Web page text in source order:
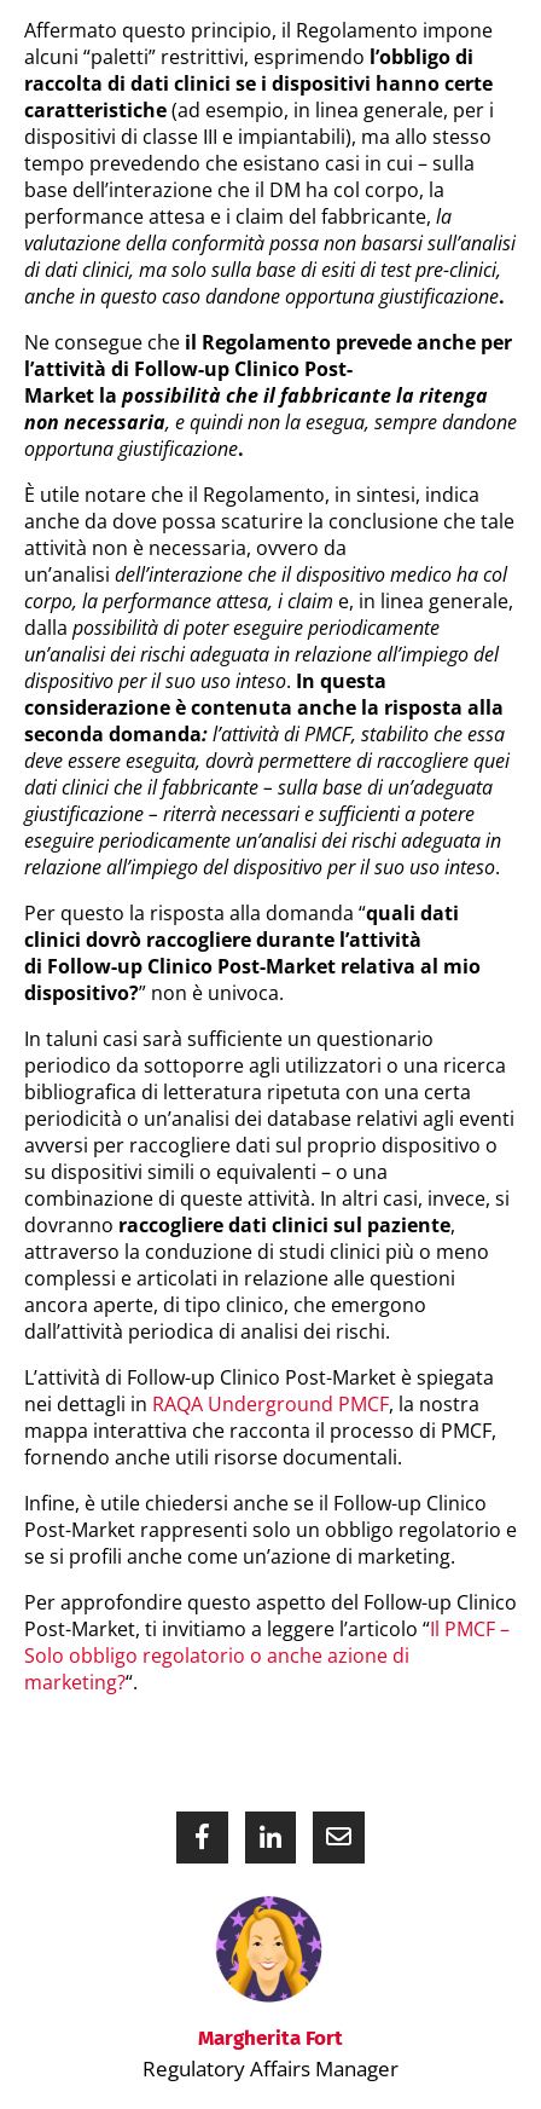
Affermato questo principio, il Regolamento impone
alcuni “paletti” restrittivi, esprimendo l’obbligo di
raccolta di dati clinici se i dispositivi hanno certe
caratteristiche(ad esempio, in linea generale, per i
dispositivi di classe III e impiantabili), ma allo stesso
tempo prevedendo che esistano casi in cui – sulla
base dell’interazione che il DM ha col corpo, la
performance attesa e i claim del fabbricante, la
valutazione della conformità possa non basarsi sull’analisi
di dati clinici, ma solo sulla base di esiti di test pre-clinici,
anche in questo caso dandone opportuna giustificazione.
Ne consegue che il Regolamento prevede anche per
l’attività di Follow-up Clinico Post-
Market la possibilità che il fabbricante la ritenga
non necessaria, e quindi non la esegua, sempre dandone
opportuna giustificazione.
È utile notare che il Regolamento, in sintesi, indica
anche da dove possa scaturire la conclusione che tale
attività non è necessaria, ovvero da
un’analisi dell’interazione che il dispositivo medico ha col
corpo, la performance attesa, i claim e, in linea generale,
dalla possibilità di poter eseguire periodicamente
un’analisi dei rischi adeguata in relazione all’impiego del
dispositivo per il suo uso inteso. In questa
considerazione è contenuta anche la risposta alla
seconda domanda:l’attività di PMCF, stabilito che essa
deve essere eseguita, dovrà permettere di raccogliere quei
dati clinici che il fabbricante – sulla base di un’adeguata
giustificazione – riterrà necessari e sufficienti a potere
eseguire periodicamente un’analisi dei rischi adeguata in
relazione all’impiego del dispositivo per il suo uso inteso.
Per questo la risposta alla domanda “quali dati
clinici dovrò raccogliere durante l’attività
di Follow-up Clinico Post-Market relativa al mio
dispositivo?” non è univoca.
In taluni casi sarà sufficiente un questionario
periodico da sottoporre agli utilizzatori o una ricerca
bibliografica di letteratura ripetuta con una certa
periodicità o un’analisi dei database relativi agli eventi
avversi per raccogliere dati sul proprio dispositivo o
su dispositivi simili o equivalenti – o una
combinazione di queste attività. In altri casi, invece, si
dovranno raccogliere dati clinici sul paziente,
attraverso la conduzione di studi clinici più o meno
complessi e articolati in relazione alle questioni
ancora aperte, di tipo clinico, che emergono
dall’attività periodica di analisi dei rischi.
L’attività di Follow-up Clinico Post-Market è spiegata
nei dettagli in RAQA Underground PMCF, la nostra
mappa interattiva che racconta il processo di PMCF,
fornendo anche utili risorse documentali.
Infine, è utile chiedersi anche se il Follow-up Clinico
Post-Market rappresenti solo un obbligo regolatorio e
se si profili anche come un’azione di marketing.
Per approfondire questo aspetto del Follow-up Clinico
Post-Market, ti invitiamo a leggere l’articolo “Il PMCF –
Solo obbligo regolatorio o anche azione di
marketing?“.
Margherita Fort
Regulatory Affairs Manager